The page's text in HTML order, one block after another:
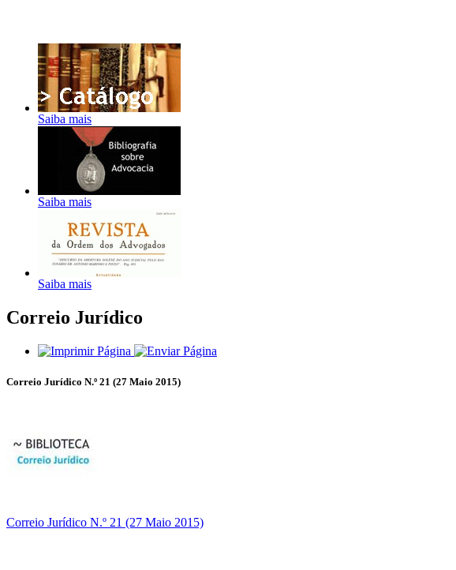
Saiba mais
Saiba mais
Saiba mais
Correio Jurídico
Correio Jurídico N.º 21 (27 Maio 2015)
Correio Jurídico N.º 21 (27 Maio 2015)